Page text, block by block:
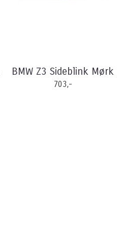
BMW Z3 Sideblink Mørk
703,-